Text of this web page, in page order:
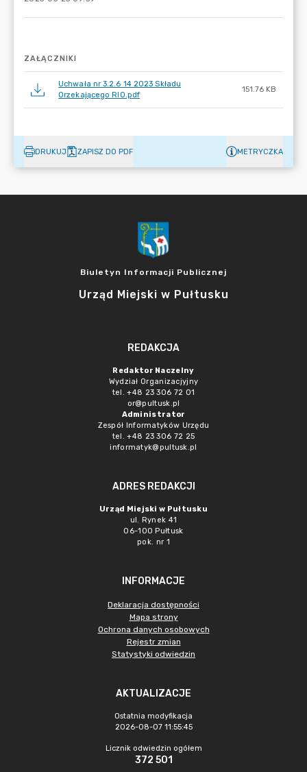
ZAŁĄCZNIKI
Uchwała nr 3.2.6 14 2023 Składu
Orzekającego RIO.pdf
151.76 KB
DRUKUJ ZAPISZ DO PDF METRYCZKA
Biuletyn Informacji Publicznej
Urząd Miejski w Pułtusku
REDAKCJA
Redaktor Naczelny
Wydział Organizacjyjny
tel. +48 23 306 72 01
or@pultusk.pl
Administrator
Zespół Informatyków Urzędu
tel. +48 23 306 72 25
informatyk@pultusk.pl
ADRES REDAKCJI
Urząd Miejski w Pułtusku
ul. Rynek 41
06-100 Pułtusk
pok. nr 1
INFORMACJE
Deklaracja dostępności
Mapa strony
Ochrona danych osobowych
Rejestr zmian
Statystyki odwiedzin
AKTUALIZACJE
Ostatnia modyfikacja
2026-08-07 11:55:45
Licznik odwiedzin ogółem
372 501